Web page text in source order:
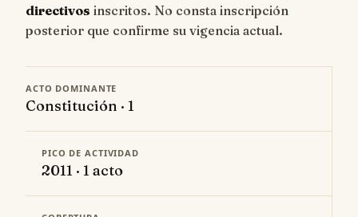
directivos inscritos. No consta inscripción
posterior que confirme su vigencia actual.
ACTO DOMINANTE
Constitución · 1
PICO DE ACTIVIDAD
2011 · 1 acto